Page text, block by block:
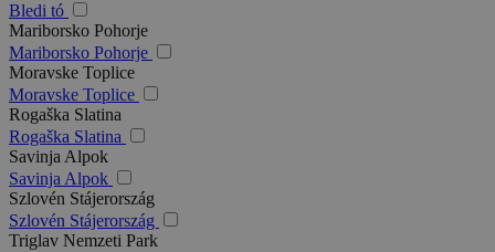
Bledi tó
Mariborsko Pohorje
Mariborsko Pohorje
Moravske Toplice
Moravske Toplice
Rogaška Slatina
Rogaška Slatina
Savinja Alpok
Savinja Alpok
Szlovén Stájerország
Szlovén Stájerország
Triglav Nemzeti Park